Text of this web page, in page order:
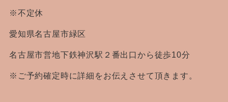
※不定休
愛知県名古屋市緑区
名古屋市営地下鉄神沢駅２番出口から徒歩10分
※ご予約確定時に詳細をお伝えさせて頂きます。